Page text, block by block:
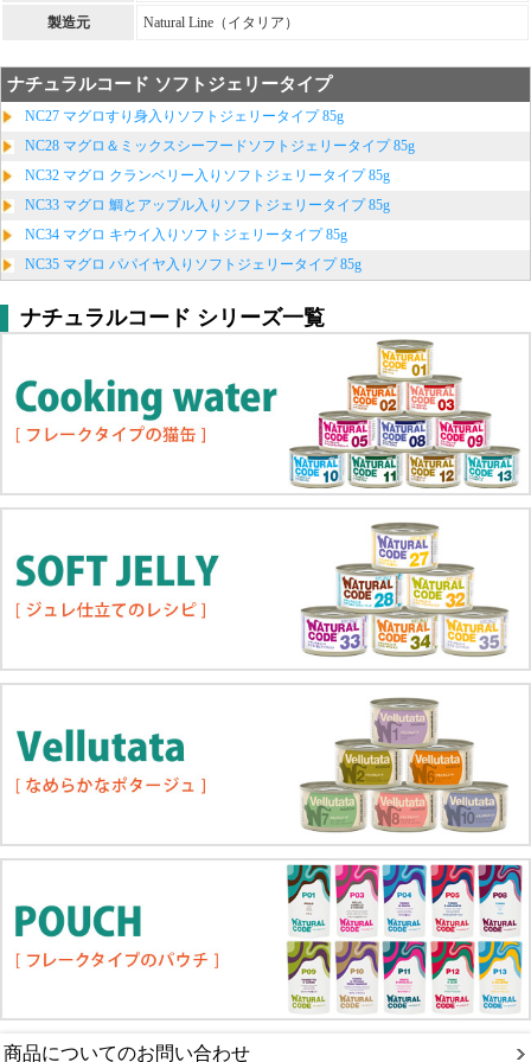
製造元 Natural Line（イタリア）
ナチュラルコード ソフトジェリータイプ
NC27 マグロすり身入りソフトジェリータイプ 85g
NC28 マグロ＆ミックスシーフードソフトジェリータイプ 85g
NC32 マグロ クランベリー入りソフトジェリータイプ 85g
NC33 マグロ 鯛とアップル入りソフトジェリータイプ 85g
NC34 マグロ キウイ入りソフトジェリータイプ 85g
NC35 マグロ パパイヤ入りソフトジェリータイプ 85g
ナチュラルコード シリーズ一覧
商品についてのお問い合わせ